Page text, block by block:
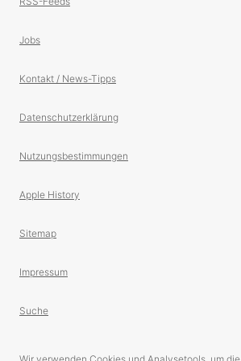
Jobs
Kontakt / News-Tipps
Datenschutzerklärung
Nutzungsbestimmungen
Apple History
Sitemap
Impressum
Suche